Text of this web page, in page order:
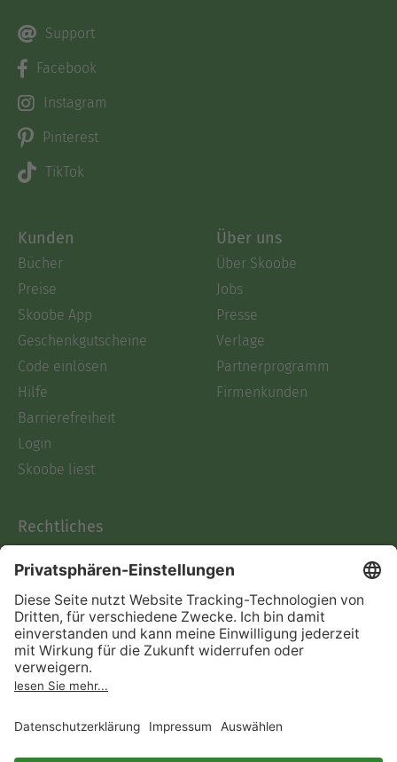
Support
Facebook
Instagram
Pinterest
TikTok
Kunden
Bücher
Preise
Skoobe App
Geschenkgutscheine
Code einlösen
Hilfe
Barrierefreiheit
Login
Skoobe liest
Über uns
Über Skoobe
Jobs
Presse
Verlage
Partnerprogramm
Firmenkunden
Rechtliches
AGB
Informationen nach Data
Act
Verträge hier kündigen
Impressum